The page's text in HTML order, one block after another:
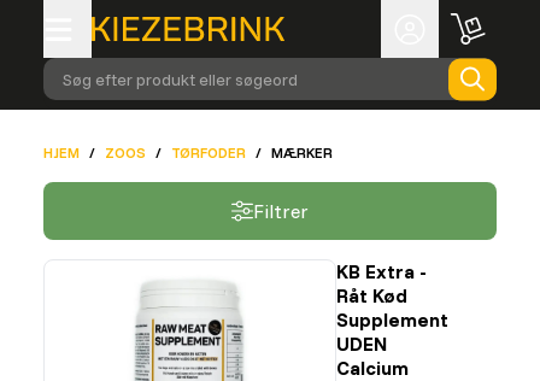
Søg efter produkt eller søgeord
HJEM / ZOOS / TØRFODER / MÆRKER
Filtrer
KB Extra -
Råt Kød
Supplement
UDEN
Calcium